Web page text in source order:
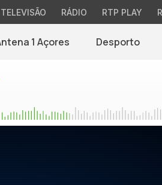
TELEVISÃO RÁDIO RTP PLAY
1 Açores Desporto